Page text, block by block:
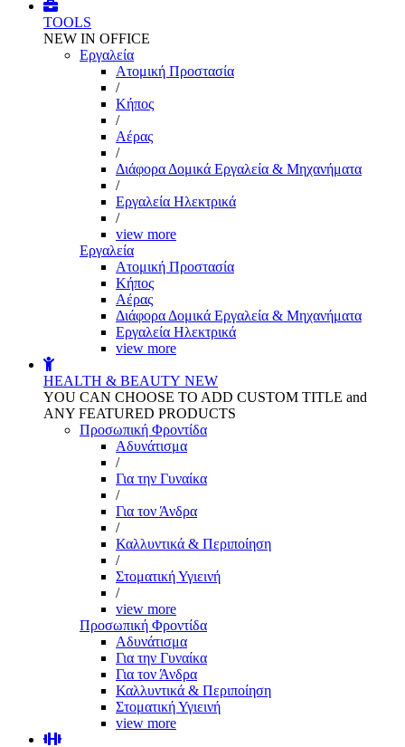
TOOLS
NEW IN OFFICE
Εργαλεία
Aτομική Προστασία
/
Kήπος
/
Αέρας
/
Διάφορα Δομικά Εργαλεία & Μηχανήματα
/
Εργαλεία Ηλεκτρικά
/
view more
Εργαλεία
Aτομική Προστασία
Kήπος
Αέρας
Διάφορα Δομικά Εργαλεία & Μηχανήματα
Εργαλεία Ηλεκτρικά
view more
HEALTH & BEAUTY NEW
YOU CAN CHOOSE TO ADD CUSTOM TITLE and
ANY FEATURED PRODUCTS
Προσωπική Φροντίδα
Αδυνάτισμα
/
Για την Γυναίκα
/
Για τον Άνδρα
/
Καλλυντικά & Περιποίηση
/
Στοματική Υγιεινή
/
view more
Προσωπική Φροντίδα
Αδυνάτισμα
Για την Γυναίκα
Για τον Άνδρα
Καλλυντικά & Περιποίηση
Στοματική Υγιεινή
view more